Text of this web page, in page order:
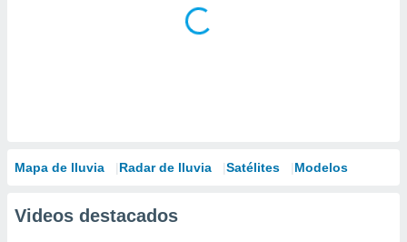
Mapa de lluvia Radar de lluvia Satélites Modelos
Videos destacados